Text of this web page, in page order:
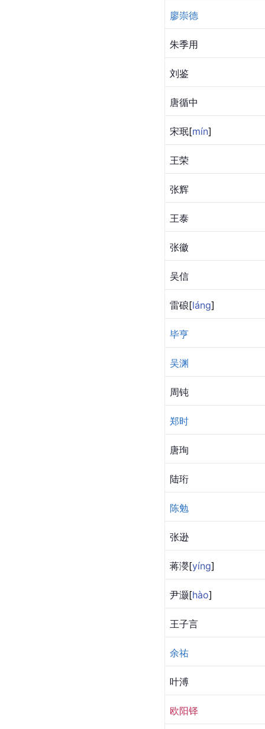
廖崇德
朱季用
刘鉴
唐循中
宋珉[mín]
王荣
张辉
王泰
张徽
吴信
雷硠[láng]
毕亨
吴渊
周钝
郑时
唐珣
陆珩
陈勉
张逊
蒋濙[yíng]
尹灏[hào]
王子言
余祐
叶溥
欧阳铎